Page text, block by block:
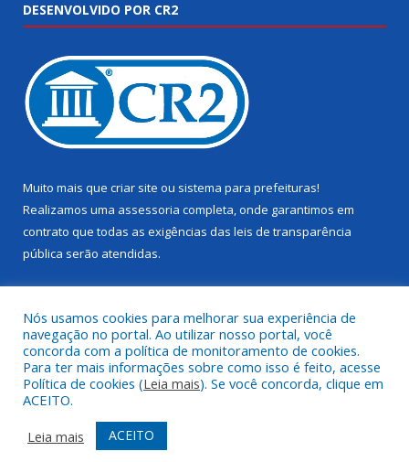
DESENVOLVIDO POR CR2
Muito mais que criar site ou sistema para prefeituras!
Realizamos uma assessoria completa, onde garantimos em
contrato que todas as exigências das leis de transparência
pública serão atendidas.
Todos os direitos reservados a Câmara Municipal de Juruti.
Mapa do Site
Acessar Área Administrativa
Acessar Webmail
Nós usamos cookies para melhorar sua experiência de
navegação no portal. Ao utilizar nosso portal, você
concorda com a política de monitoramento de cookies.
Para ter mais informações sobre como isso é feito, acesse
Política de cookies (Leia mais). Se você concorda, clique em
ACEITO.
Leia mais
ACEITO